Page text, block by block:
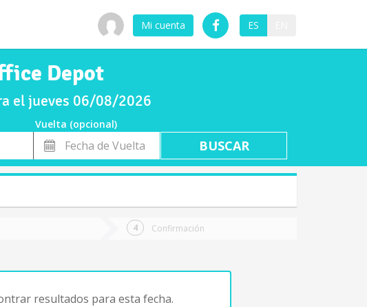
Mi cuenta ES
Depot
el jueves 06/08/2026
Vuelta (opcional)
Fecha
de
Vuelta
Confirmación
resultados para esta fecha.